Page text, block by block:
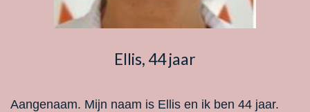
Ellis, 44 jaar
Aangenaam. Mijn naam is Ellis en ik ben 44 jaar.